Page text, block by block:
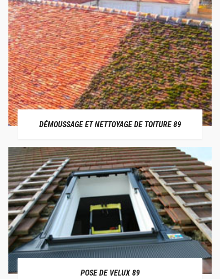
DÉMOUSSAGE ET NETTOYAGE DE TOITURE 89
POSE DE VELUX 89